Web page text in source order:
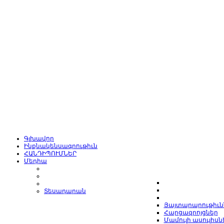
Գլխավոր
Ինքնակենսագրութիւն
ՀԱՆԴԻՊՈՒՄՆԵՐ
Մեդիա
Տեսադարան
Հարցազրոյցներ
Մամուլի